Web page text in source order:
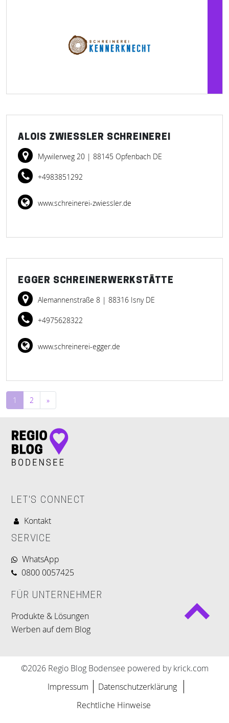
ALOIS ZWIESSLER SCHREINEREI
Mywilerweg 20 | 88145 Opfenbach DE
+4983851292
www.schreinerei-zwiessler.de
EGGER SCHREINERWERKSTÄTTE
Alemannenstraße 8 | 88316 Isny DE
+4975628322
www.schreinerei-egger.de
Beitragsnavigation
1 2 »
LET'S CONNECT
Kontakt
SERVICE
WhatsApp
0800 0057425
FÜR UNTERNEHMER
Produkte & Lösungen
Werben auf dem Blog
©2026 Regio Blog Bodensee powered by krick.com
Impressum
Datenschutzerklärung
Rechtliche Hinweise